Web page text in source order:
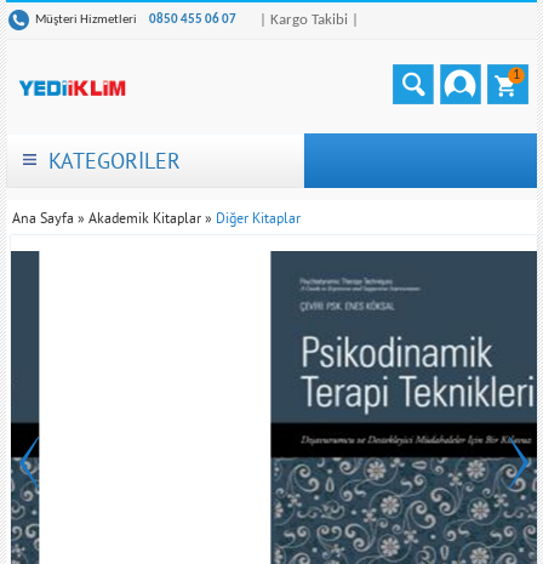
Müşteri Hizmetleri 0850 455 06 07 | Kargo Takibi |
1
KATEGORİLER
Ana Sayfa » Akademik Kitaplar » Diğer Kitaplar